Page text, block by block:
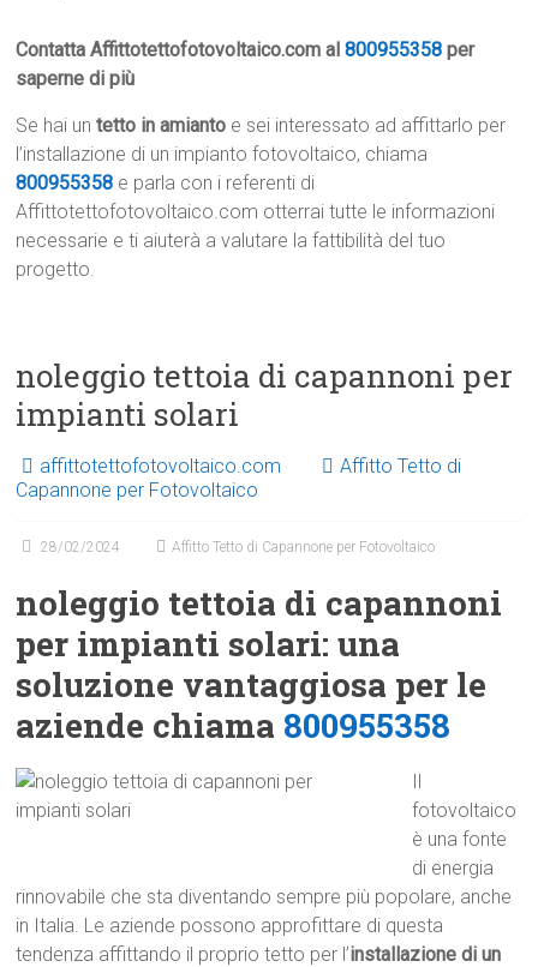
Contatta Affittotettofotovoltaico.com al800955358 per
saperne di più
Se hai untetto in amianto e sei interessato ad affittarlo per
l’installazione di un impianto fotovoltaico, chiama
800955358 e parla con i referenti di
Affittotettofotovoltaico.com otterrai tutte le informazioni
necessarie e ti aiuterà a valutare la fattibilità del tuo
progetto.
noleggio tettoia di capannoni per
impianti solari
affittotettofotovoltaico.com
Affitto Tetto di
Capannone per Fotovoltaico
28/02/2024 Affitto Tetto di Capannone per Fotovoltaico
noleggio tettoia di capannoni
per impianti solari: una
soluzione vantaggiosa per le
aziende chiama 800955358
Il
fotovoltaico
è una fonte
di energia
rinnovabile che sta diventando sempre più popolare, anche
in Italia. Le aziende possono approfittare di questa
tendenza affittando il proprio tetto per l’installazione di un